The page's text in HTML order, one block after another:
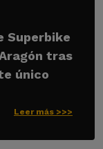
Superbike
tras
único
Leer más >>>